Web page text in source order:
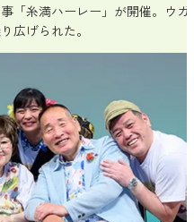
「糸満ハーレー」が開催。ウガ
広げられた。